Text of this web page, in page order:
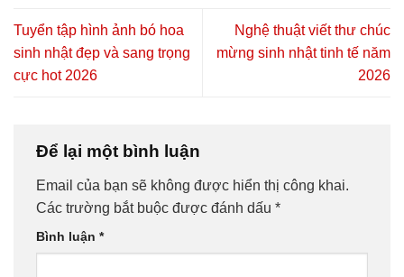
Tuyển tập hình ảnh bó hoa
sinh nhật đẹp và sang trọng
cực hot 2026
Nghệ thuật viết thư chúc
mừng sinh nhật tinh tế năm
2026
Để lại một bình luận
Email của bạn sẽ không được hiển thị công khai.
Các trường bắt buộc được đánh dấu *
Bình luận *